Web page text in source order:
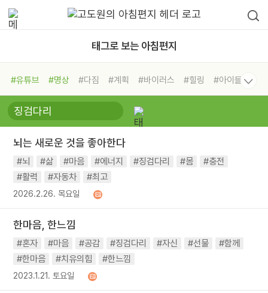
태그로 보는 아침편지
#유튜브 #명상 #다짐 #계획 #바이러스 #힐링
#아이들
#비전캠프
#독서캠프 #삶
#희망
#나눔 #친구 #링컨학교
#독서
#건강 #면역력
뇌는 새로운 것을 좋아한다
#뇌 #삶 #마음 #에너지 #징검다리 #몸
#충전
#활력
#자동차 #최고
2026.2.26. 목요일
한마음, 한느낌
#혼자 #마음 #공감 #징검다리 #자신 #선물
#함께
#한마음
#치유의힘 #한느낌
2023.1.21. 토요일